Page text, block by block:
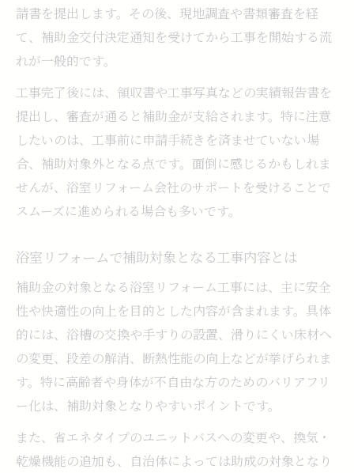
請書を提出します。その後、現地調査や書類審査を経
て、補助金交付決定通知を受けてから工事を開始する流
れが一般的です。
工事完了後には、領収書や工事写真などの実績報告書を
提出し、審査が通ると補助金が支給されます。特に注意
したいのは、工事前に申請手続きを済ませていない場
合、補助対象外となる点です。面倒に感じるかもしれま
せんが、浴室リフォーム会社のサポートを受けることで
スムーズに進められる場合も多いです。
浴室リフォームで補助対象となる工事内容とは
補助金の対象となる浴室リフォーム工事には、主に安全
性や快適性の向上を目的とした内容が含まれます。具体
的には、浴槽の交換や手すりの設置、滑りにくい床材へ
の変更、段差の解消、断熱性能の向上などが挙げられま
す。特に高齢者や身体が不自由な方のためのバリアフリ
ー化は、補助対象となりやすいポイントです。
また、省エネタイプのユニットバスへの変更や、換気・
乾燥機能の追加も、自治体によっては助成の対象となり